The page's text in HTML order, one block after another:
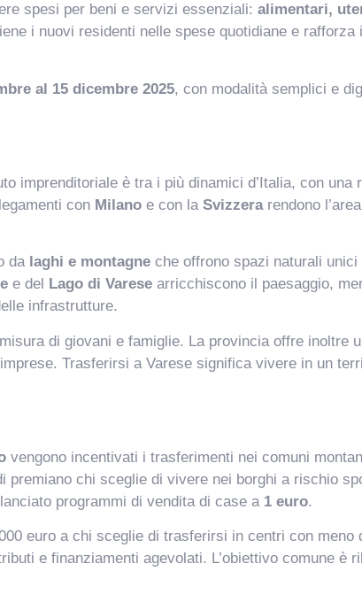
spesi per beni e servizi essenziali: alimentari,
i nuovi residenti nelle spese quotidiane e rafforza
al 15 dicembre 2025, con modalità semplici e
imprenditoriale è tra i più dinamici d’Italia, con una
con Milano e con la Svizzerarendono
da laghi e montagne che offrono spazi naturali unici
e del Lago di Varese arricchiscono il paesaggio,
infrastrutture.
di giovani e famiglie. La provincia offre inoltre
Trasferirsi a Varese significa vivere in un
vengono incentivati i trasferimenti nei comuni
premiano chi sceglie di vivere nei borghi a rischio
programmi di vendita di case a 1 euro.
euro a chi sceglie di trasferirsi in centri con meno
e finanziamenti agevolati. L’obiettivo comune è